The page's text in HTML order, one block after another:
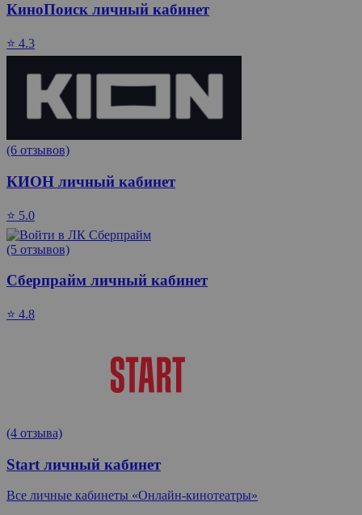
КиноПоиск личный кабинет
⭐ 4.3
(6 отзывов)
КИОН личный кабинет
⭐ 5.0
(5 отзывов)
Сберпрайм личный кабинет
⭐ 4.8
(4 отзыва)
Start личный кабинет
Все личные кабинеты «Онлайн-кинотеатры»